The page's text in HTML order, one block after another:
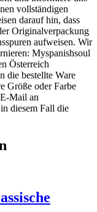
vollständigen
darauf hin, dass
Originalverpackung
aufweisen. Wir
Myspanishsoul
Österreich
die bestellte Ware
Größe oder Farbe
Mail an
diesem Fall die